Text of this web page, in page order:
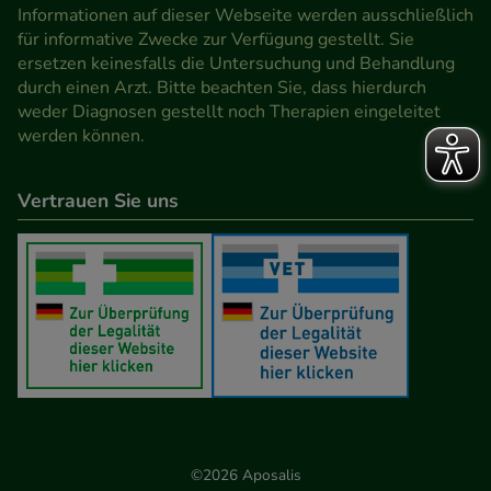
den Inhalt auf unserer Website aber auch die
Werbung auf Drittseiten möglichst relevant für Sie
zu gestalten. Bitte beachten Sie, dass Daten hierfür
teilweise an Dritte wie z.B. Google oder soziale
Medien übertragen werden.
Informationen auf dieser Webseite werden ausschließlich
für informative Zwecke zur Verfügung gestellt. Sie
ersetzen keinesfalls die Untersuchung und Behandlung
durch einen Arzt. Bitte beachten Sie, dass hierdurch
weder Diagnosen gestellt noch Therapien eingeleitet
werden können.
Vertrauen Sie uns
©2026 Aposalis